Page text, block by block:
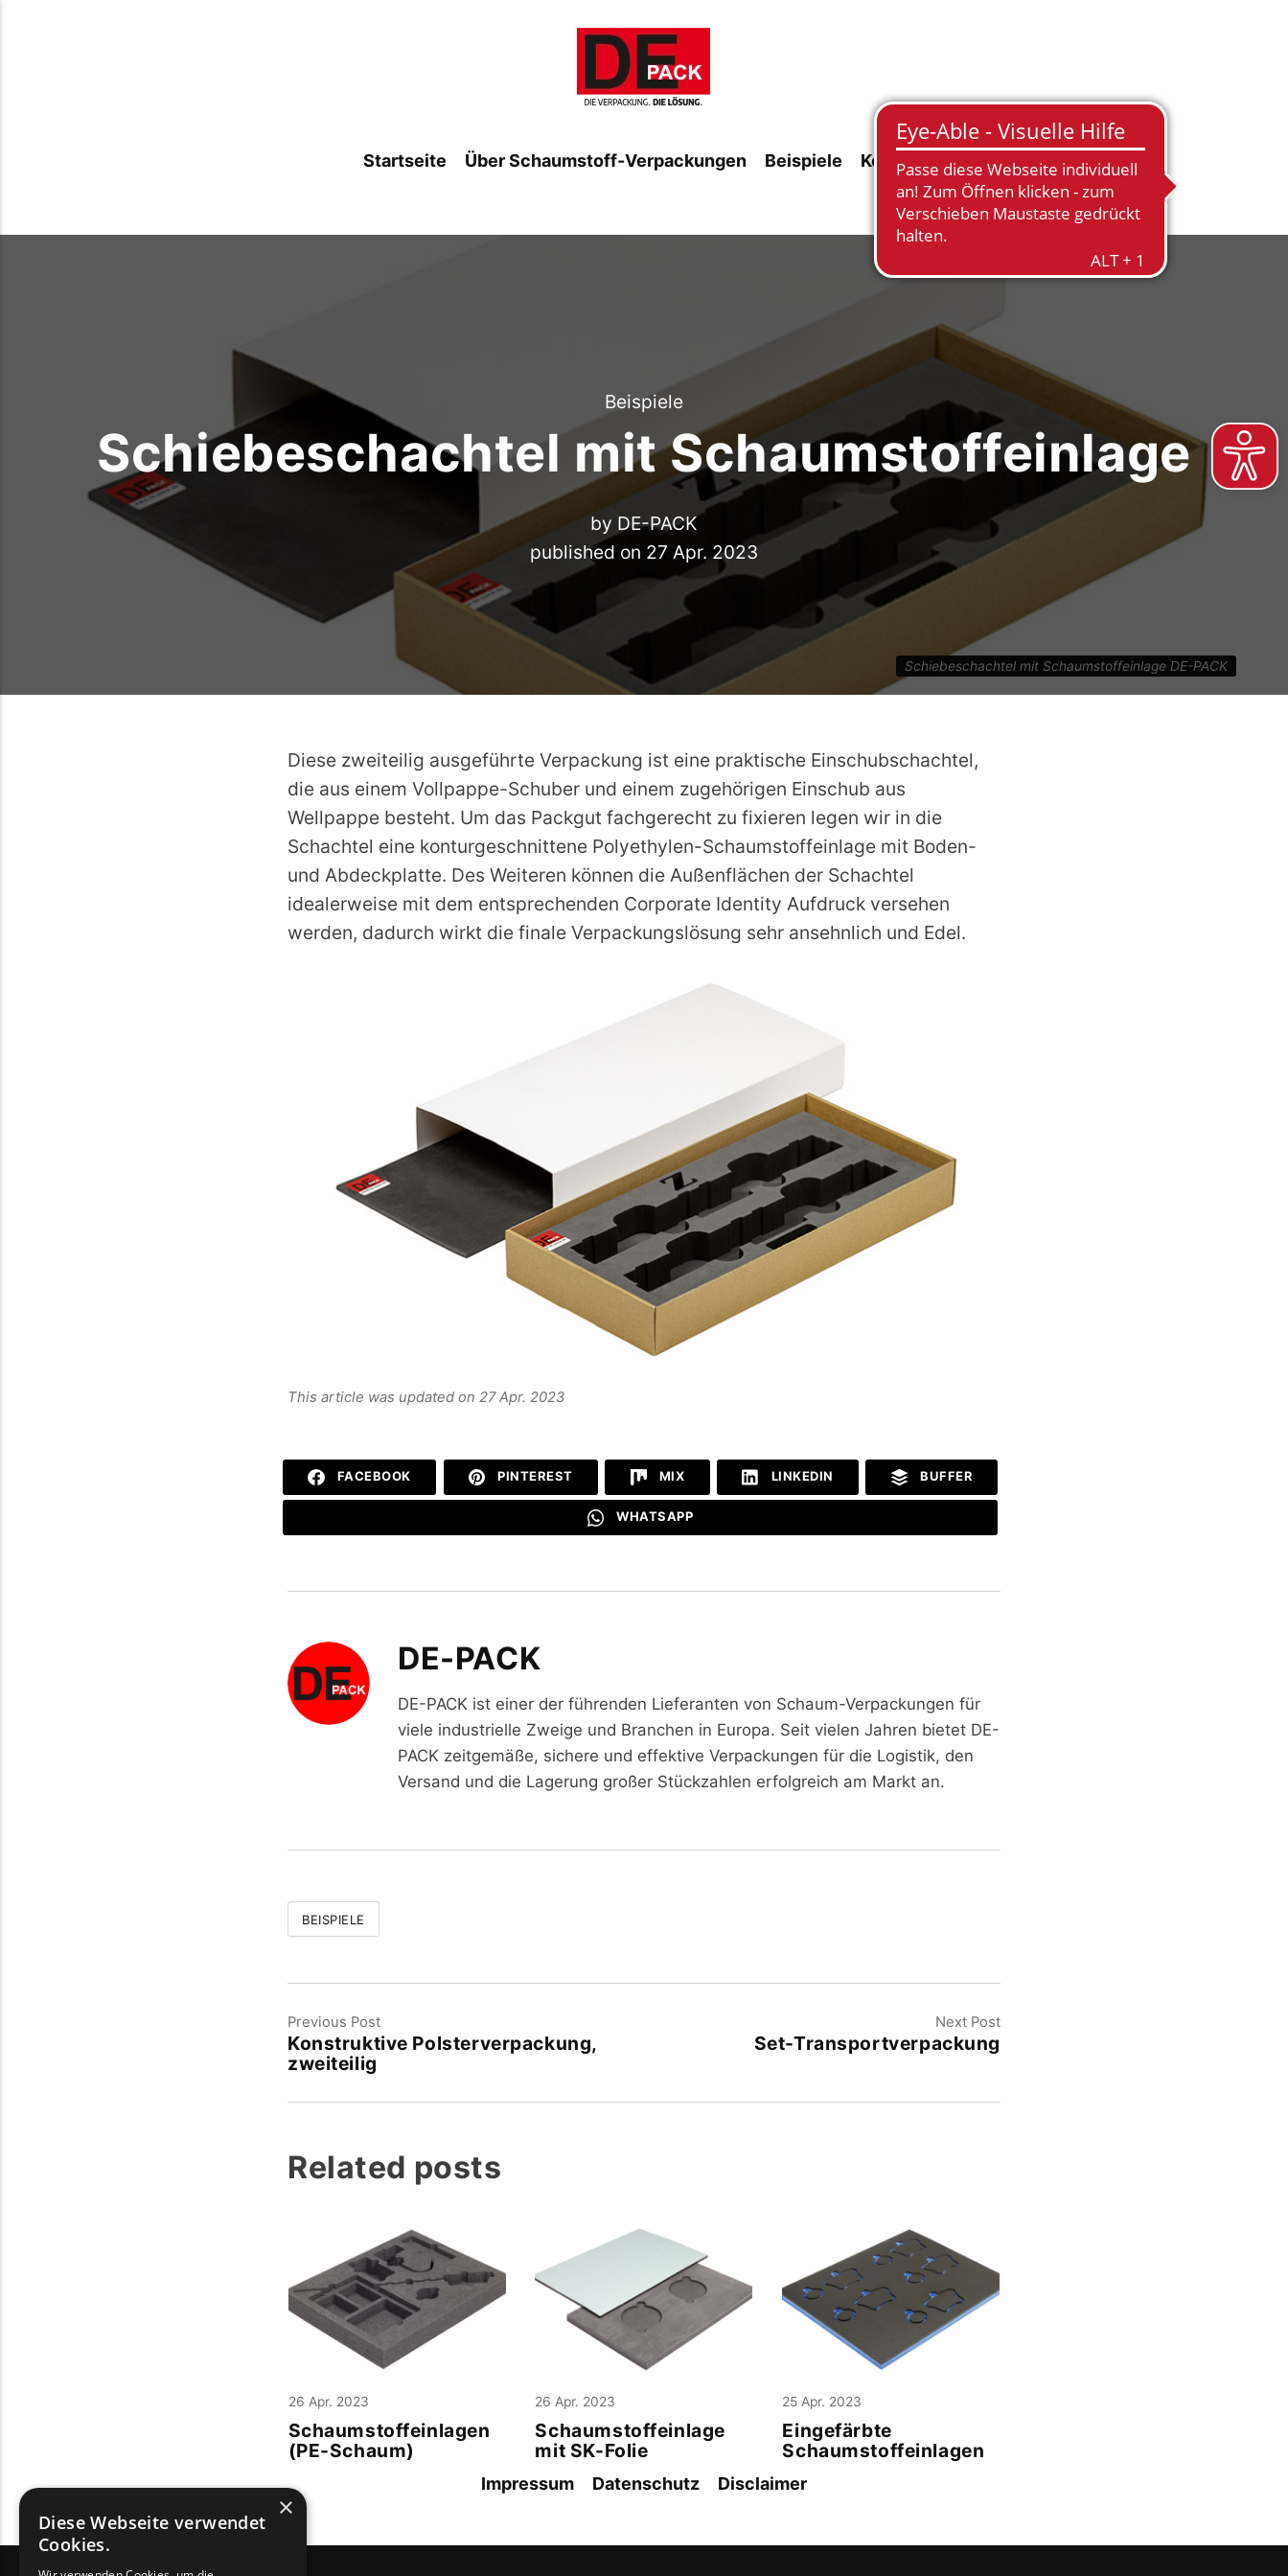
Startseite Über Schaumstoff-Verpackungen Beispiele Kontakt
Beispiele
Schiebeschachtel mit Schaumstoffeinlage
by DE-PACK
published on 27 Apr. 2023
Schiebeschachtel mit Schaumstoffeinlage DE-PACK
Diese zweiteilig ausgeführte Verpackung ist eine praktische Einschubschachtel,
die aus einem Vollpappe-Schuber und einem zugehörigen Einschub aus
Wellpappe besteht. Um das Packgut fachgerecht zu fixieren legen wir in die
Schachtel eine konturgeschnittene Polyethylen-Schaumstoffeinlage mit Boden-
und Abdeckplatte. Des Weiteren können die Außenflächen der Schachtel
idealerweise mit dem entsprechenden Corporate Identity Aufdruck versehen
werden, dadurch wirkt die finale Verpackungslösung sehr ansehnlich und Edel.
This article was updated on 27 Apr. 2023
FACEBOOK PINTEREST MIX LINKEDIN BUFFER
WHATSAPP
DE-PACK
DE-PACK ist einer der führenden Lieferanten von Schaum-Verpackungen für
viele industrielle Zweige und Branchen in Europa. Seit vielen Jahren bietet DE-
PACK zeitgemäße, sichere und effektive Verpackungen für die Logistik, den
Versand und die Lagerung großer Stückzahlen erfolgreich am Markt an.
BEISPIELE
Previous Post
Konstruktive Polsterverpackung,
zweiteilig
Next Post
Set-Transportverpackung
Related posts
26 Apr. 2023
Schaumstoffeinlagen
(PE-Schaum)
26 Apr. 2023
Schaumstoffeinlage
mit SK-Folie
25 Apr. 2023
Eingefärbte
Schaumstoffeinlagen
Impressum Datenschutz Disclaimer
×
Diese Webseite verwendet
Cookies.